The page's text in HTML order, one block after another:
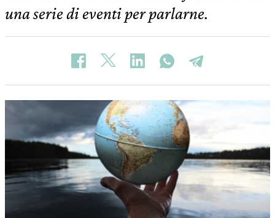
una serie di eventi per parlarne.